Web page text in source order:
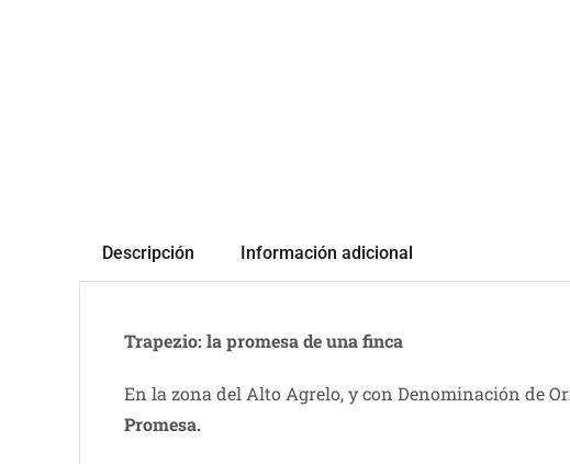
Descripción Información adicional
Trapezio: la promesa de una finca
En la zona del Alto Agrelo, y con Denominación de
Promesa.